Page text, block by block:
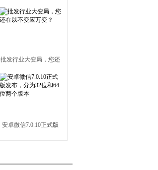
批发行业大变局，您还
在以不变应万变？
安卓微信7.0.10正式版